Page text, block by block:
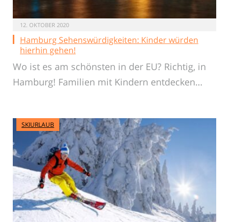
12. OKTOBER 2020
Hamburg Sehenswürdigkeiten: Kinder würden
hierhin gehen!
Wo ist es am schönsten in der EU? Richtig, in
Hamburg! Familien mit Kindern entdecken…
SKIURLAUB